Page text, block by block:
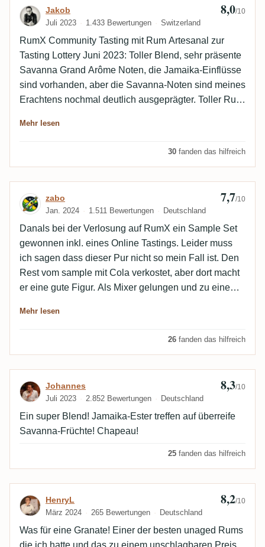
Bewertung von Jakob
Jakob
Juli 2023 1.433 Bewertungen Switzerland
8,0/10
RumX Community Tasting mit Rum Artesanal zur
Tasting Lottery Juni 2023: Toller Blend, sehr präsente
Savanna Grand Arôme Noten, die Jamaika-Einflüsse
sind vorhanden, aber die Savanna-Noten sind meines
Erachtens nochmal deutlich ausgeprägter. Toller Rum
Mehr lesen
30 fanden das hilfreich
Bewertung von zabo
zabo
Jan. 2024 1.511 Bewertungen Deutschland
7,7/10
Danals bei der Verlosung auf RumX ein Sample Set
gewonnen inkl. eines Online Tastings. Leider muss
ich sagen dass dieser Pur nicht so mein Fall ist. Den
Rest vom sample mit Cola verkostet, aber dort macht
er eine gute Figur. Als Mixer gelungen und zu einem
Mehr lesen
26 fanden das hilfreich
Bewertung von Johannes
Johannes
Juli 2023 2.852 Bewertungen Deutschland
8,3/10
Ein super Blend! Jamaika-Ester treffen auf überreife
Savanna-Früchte! Chapeau!
25 fanden das hilfreich
Bewertung von HenryL
HenryL
März 2024 265 Bewertungen Deutschland
8,2/10
Was für eine Granate! Einer der besten unaged Rums